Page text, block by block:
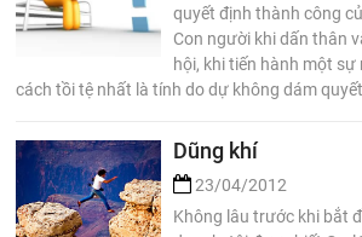
quyết định thành công
Con người khi dấn thân
hội, khi tiến hành một sự
cách tồi tệ nhất là tính do dự không dám
Dũng khí
23/04/2012
Không lâu trước khi bắt